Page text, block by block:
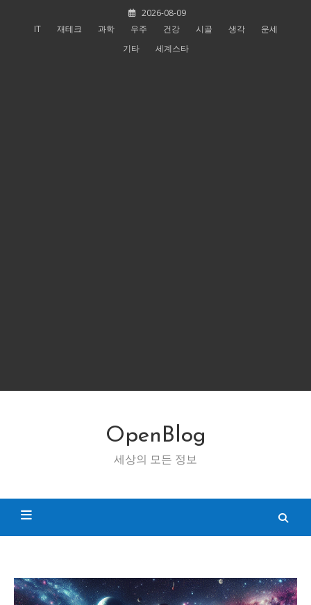
2026-08-09
IT
재테크 과학 우주 건강 시골 생각
운세
기타
세계스타
OpenBlog
세상의 모든 정보